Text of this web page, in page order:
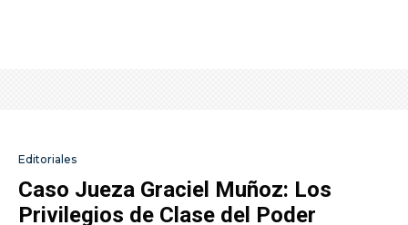
Editoriales
Caso Jueza Graciel Muñoz: Los
Privilegios de Clase del Poder